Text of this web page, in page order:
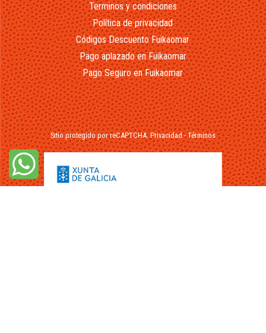
Terminos y condiciones
Política de privacidad
Códigos Descuento Fuikaomar
Pago aplazado en Fuikaomar
Pago Seguro en Fuikaomar
Sitio protegido por reCAPTCHA.Privacidad-Términos